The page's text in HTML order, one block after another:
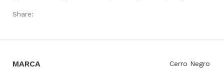
Share:
MARCA Cerro Negro